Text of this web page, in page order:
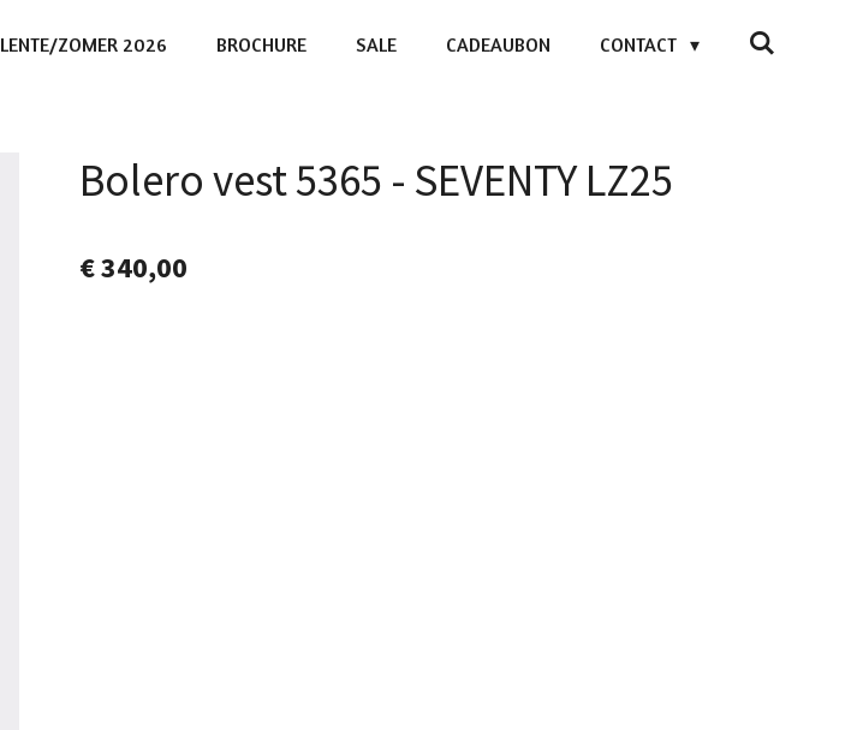
LENTE/ZOMER 2026 BROCHURE SALE CADEAUBON CONTACT
Bolero vest 5365 - SEVENTY LZ25
€ 340,00